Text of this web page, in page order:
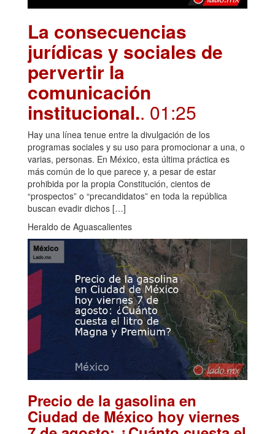
La consecuencias
jurídicas y sociales de
pervertir la
comunicación
institucional.. 01:25
Hay una línea tenue entre la divulgación de los
programas sociales y su uso para promocionar a una, o
varias, personas. En México, esta última práctica es
más común de lo que parece y, a pesar de estar
prohibida por la propia Constitución, cientos de
“prospectos” o “precandidatos” en toda la república
buscan evadir dichos […]
Heraldo de Aguascalientes
Precio de la gasolina en
Ciudad de México hoy viernes